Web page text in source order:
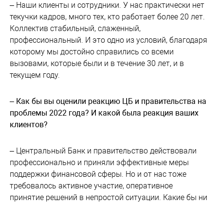
– Наши клиенты и сотрудники. У нас практически нет
текучки кадров, много тех, кто работает более 20 лет.
Коллектив стабильный, слаженный,
профессиональный. И это одно из условий, благодаря
которому мы достойно справились со всеми
вызовами, которые были и в течение 30 лет, и в
текущем году.
– Как бы вы оценили реакцию ЦБ и правительства на
проблемы 2022 года? И какой была реакция ваших
клиентов?
– Центральный Банк и правительство действовали
профессионально и приняли эффективные меры
поддержки финансовой сферы. Но и от нас тоже
требовалось активное участие, оперативное
принятие решений в непростой ситуации. Какие бы ни